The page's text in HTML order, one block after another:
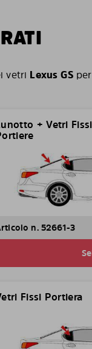
vetri Lexus GSper
+ Vetri Fissi
n. 52661-3
Fissi Portiera